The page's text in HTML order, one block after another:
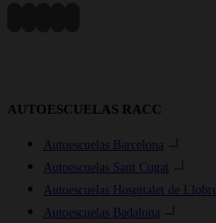
AUTOESCUELAS RACC
Autoescuelas Barcelona
Autoescuelas Sant Cugat
Autoescuelas Hospitalet de
Autoescuelas Badalona